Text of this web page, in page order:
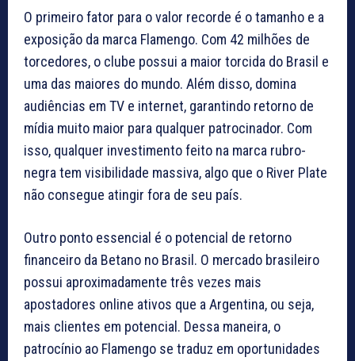
O primeiro fator para o valor recorde é o tamanho e a
exposição da marca Flamengo. Com 42 milhões de
torcedores, o clube possui a maior torcida do Brasil e
uma das maiores do mundo. Além disso, domina
audiências em TV e internet, garantindo retorno de
mídia muito maior para qualquer patrocinador. Com
isso, qualquer investimento feito na marca rubro-
negra tem visibilidade massiva, algo que o River Plate
não consegue atingir fora de seu país.
Outro ponto essencial é o potencial de retorno
financeiro da Betano no Brasil. O mercado brasileiro
possui aproximadamente três vezes mais
apostadores online ativos que a Argentina, ou seja,
mais clientes em potencial. Dessa maneira, o
patrocínio ao Flamengo se traduz em oportunidades